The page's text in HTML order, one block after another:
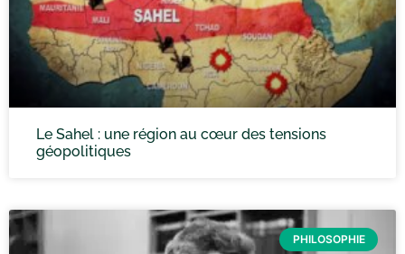
Le Sahel : une région au cœur des tensions
géopolitiques
PHILOSOPHIE